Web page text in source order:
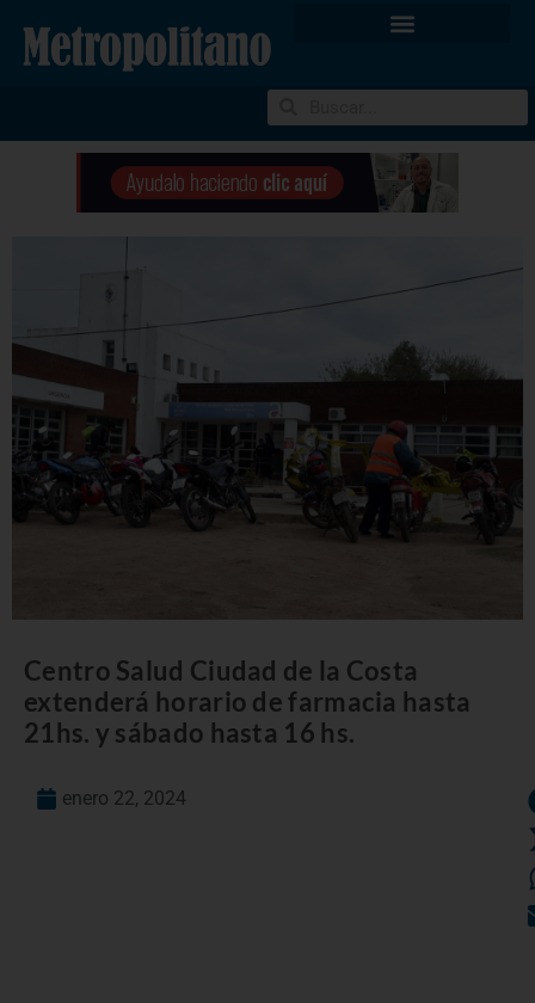
Centro Salud Ciudad de la Costa
extenderá horario de farmacia hasta
21hs. y sábado hasta 16 hs.
enero 22, 2024